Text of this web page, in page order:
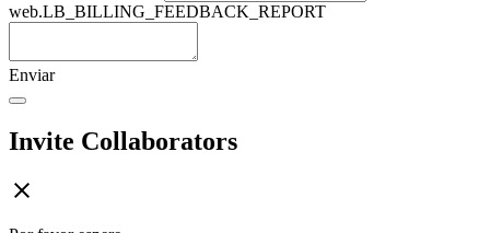
web.LB_BILLING_FEEDBACK_REPORT
Enviar
Invite Collaborators